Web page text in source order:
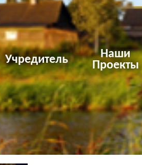
Без
Учредитель
Наши
Проекты